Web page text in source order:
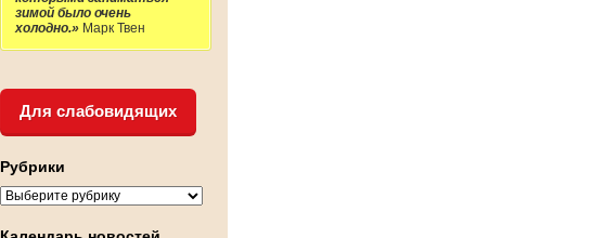
зимой было очень
холодно.» Марк Твен
Для слабовидящих
Рубрики
Рубрики